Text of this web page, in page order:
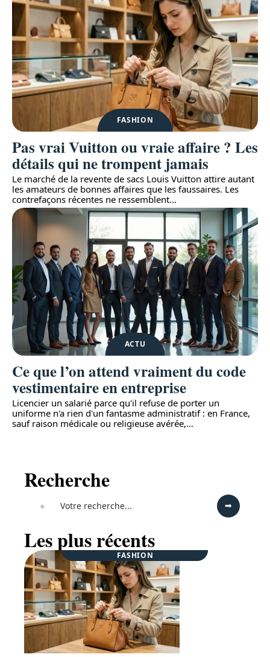
FASHION
Pas vrai Vuitton ou vraie affaire ? Les
détails qui ne trompent jamais
Le marché de la revente de sacs Louis Vuitton attire autant
les amateurs de bonnes affaires que les faussaires. Les
contrefaçons récentes ne ressemblent…
ACTU
Ce que l’on attend vraiment du code
vestimentaire en entreprise
Licencier un salarié parce qu'il refuse de porter un
uniforme n'a rien d'un fantasme administratif : en France,
sauf raison médicale ou religieuse avérée,…
Recherche
Les plus récents
FASHION